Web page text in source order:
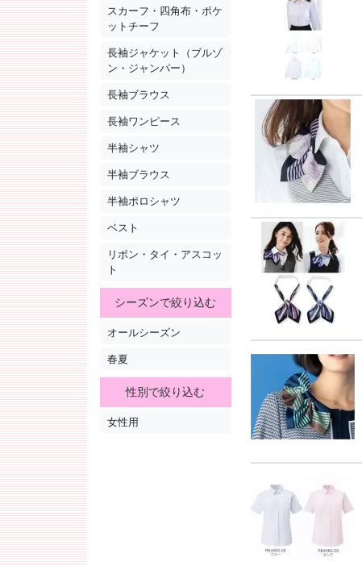
スカーフ・四角布・ポケ
ットチーフ
長袖ジャケット（ブルゾ
ン・ジャンパー）
長袖ブラウス
長袖ワンピース
半袖シャツ
半袖ブラウス
半袖ポロシャツ
ベスト
リボン・タイ・アスコッ
ト
シーズンで絞り込む
オールシーズン
春夏
性別で絞り込む
女性用